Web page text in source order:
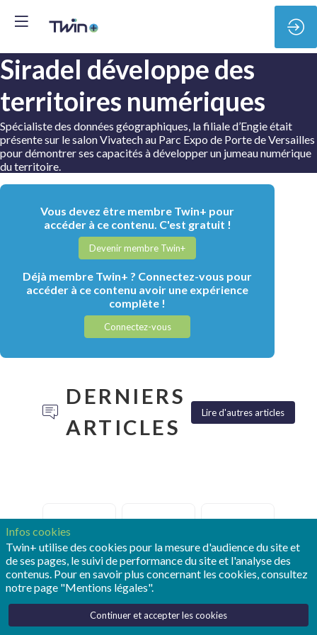
Siradel développe des
territoires numériques
Spécialiste des données géographiques, la filiale d’Engie était
présente sur le salon Vivatech au Parc Expo de Porte de Versailles
pour démontrer ses capacités à développer un jumeau numérique
du territoire.
Vous devez être membre Twin+ pour
accéder à ce contenu. C'est gratuit !
Devenir membre Twin+
Déjà membre Twin+ ? Connectez-vous pour
accéder à ce contenu avoir une expérience
complète !
Connectez-vous
DERNIERS
ARTICLES
Lire d'autres articles
HEMMELGARN:
«LE
JUMEAU
NUMÉRIQUE
RESTE
LE
SOCLE
LE
JUMEAU
NUMÉRIQUE
EST
DEVENU
UN
SIEMENS
FAIT
ENTRER
JUMEAU
NUMÉRIQUE
Infos cookies
Twin+ utilise des cookies pour la mesure d'audience du site et
de ses pages, le suivi de performance du site et l'analyse des
contenus. Pour en savoir plus concernant les cookies, consultez
notre page "Mentions légales".
Continuer et accepter les cookies